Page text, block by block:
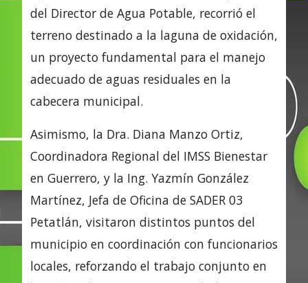
del Director de Agua Potable, recorrió el
terreno destinado a la laguna de oxidación,
un proyecto fundamental para el manejo
adecuado de aguas residuales en la
cabecera municipal.
Asimismo, la Dra. Diana Manzo Ortiz,
Coordinadora Regional del IMSS Bienestar
en Guerrero, y la Ing. Yazmín González
Martínez, Jefa de Oficina de SADER 03
Petatlán, visitaron distintos puntos del
municipio en coordinación con funcionarios
locales, reforzando el trabajo conjunto en